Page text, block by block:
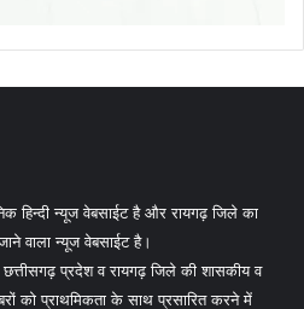
न्यूज वेबसाईट है और रायगढ़ जिले का
वाला न्यूज वेबसाईट है।
प्रदेश व रायगढ़ जिले की शासकीय व
को प्राथमिकता के साथ प्रसारित करने में